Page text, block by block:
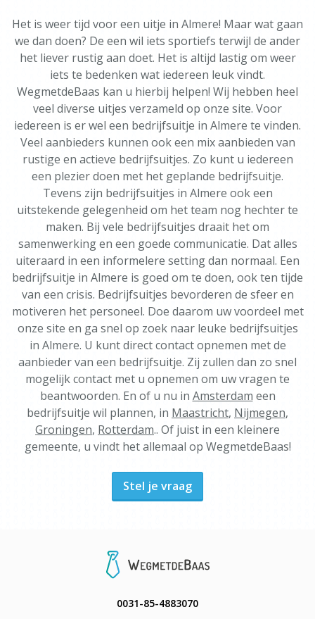
Het is weer tijd voor een uitje in Almere! Maar wat gaan
we dan doen? De een wil iets sportiefs terwijl de ander
het liever rustig aan doet. Het is altijd lastig om weer
iets te bedenken wat iedereen leuk vindt.
WegmetdeBaas kan u hierbij helpen! Wij hebben heel
veel diverse uitjes verzameld op onze site. Voor
iedereen is er wel een bedrijfsuitje in Almere te vinden.
Veel aanbieders kunnen ook een mix aanbieden van
rustige en actieve bedrijfsuitjes. Zo kunt u iedereen
een plezier doen met het geplande bedrijfsuitje.
Tevens zijn bedrijfsuitjes in Almere ook een
uitstekende gelegenheid om het team nog hechter te
maken. Bij vele bedrijfsuitjes draait het om
samenwerking en een goede communicatie. Dat alles
uiteraard in een informelere setting dan normaal. Een
bedrijfsuitje in Almere is goed om te doen, ook ten tijde
van een crisis. Bedrijfsuitjes bevorderen de sfeer en
motiveren het personeel. Doe daarom uw voordeel met
onze site en ga snel op zoek naar leuke bedrijfsuitjes
in Almere. U kunt direct contact opnemen met de
aanbieder van een bedrijfsuitje. Zij zullen dan zo snel
mogelijk contact met u opnemen om uw vragen te
beantwoorden. En of u nu in Amsterdam een
bedrijfsuitje wil plannen, in Maastricht, Nijmegen,
Groningen, Rotterdam.. Of juist in een kleinere
gemeente, u vindt het allemaal op WegmetdeBaas!
Stel je vraag
0031-85-4883070